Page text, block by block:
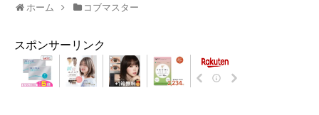
ホーム コブマスター
スポンサーリンク